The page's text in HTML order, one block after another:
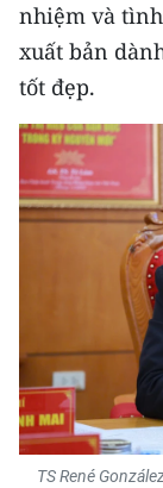
nhiệm và
xuất bản
tốt đẹp.
TS René